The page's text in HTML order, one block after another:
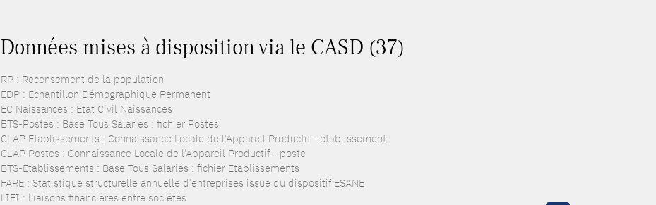
Données mises à disposition via le CASD (37)
RP : Recensement de la population
EDP : Echantillon Démographique Permanent
EC Naissances : Etat Civil Naissances
BTS-Postes : Base Tous Salariés : fichier Postes
CLAP Etablissements : Connaissance Locale de l'Appareil Productif - établissement
CLAP Postes : Connaissance Locale de l'Appareil Productif - poste
BTS-Etablissements : Base Tous Salariés : fichier Etablissements
FARE : Statistique structurelle annuelle d’entreprises issue du dispositif ESANE
LIFI : Liaisons financières entre sociétés